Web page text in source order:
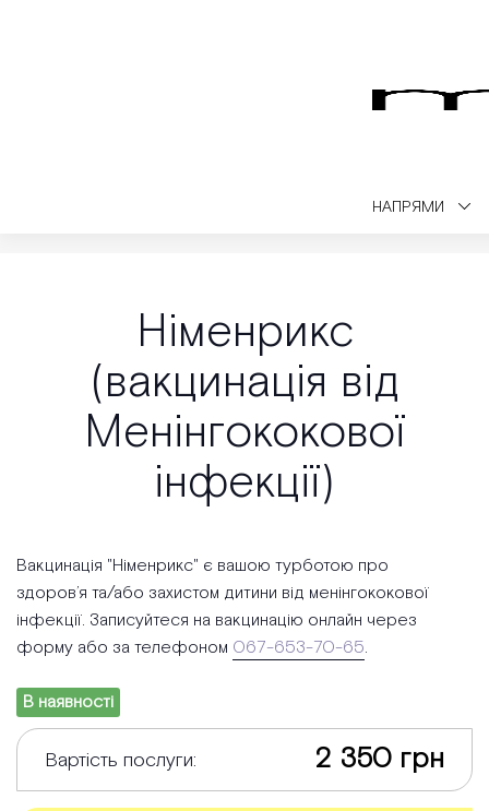
НАПРЯМИ
Німенрикс
(вакцинація від
Менінгококової
інфекції)
Вакцинація "Німенрикс" є вашою турботою про
здоров’я та/або захистом дитини від менінгококової
інфекції. Записуйтеся на вакцинацію онлайн через
форму або за телефоном 067-653-70-65.
В наявності
Вартість послуги: 2 350 грн